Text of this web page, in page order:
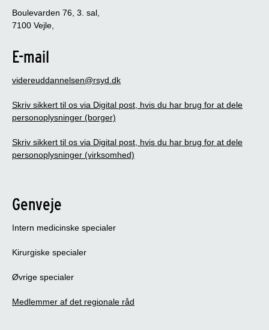
Boulevarden 76, 3. sal,
7100 Vejle,
E-mail
videreuddannelsen@rsyd.dk
Skriv sikkert til os via Digital post, hvis du har brug for at dele
personoplysninger (borger)
Skriv sikkert til os via Digital post, hvis du har brug for at dele
personoplysninger (virksomhed)
Genveje
Intern medicinske specialer
Kirurgiske specialer
Øvrige specialer
Medlemmer af det regionale råd